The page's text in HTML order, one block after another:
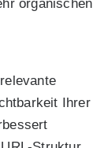
organischen
Ihrer